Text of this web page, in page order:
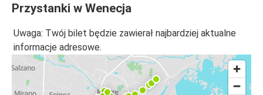
Przystanki w Wenecja
Uwaga: Twój bilet będzie zawierał najbardziej aktualne
informacje adresowe.